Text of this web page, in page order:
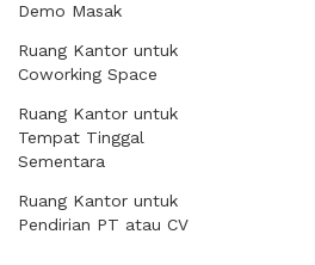
Demo Masak
Ruang Kantor untuk
Coworking Space
Ruang Kantor untuk
Tempat Tinggal
Sementara
Ruang Kantor untuk
Pendirian PT atau CV